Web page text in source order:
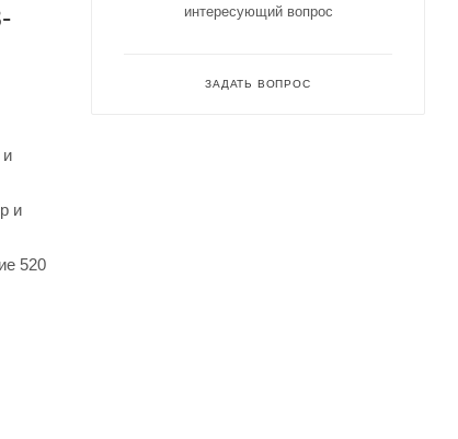
и
и
520
интересующий вопрос
ЗАДАТЬ ВОПРОС